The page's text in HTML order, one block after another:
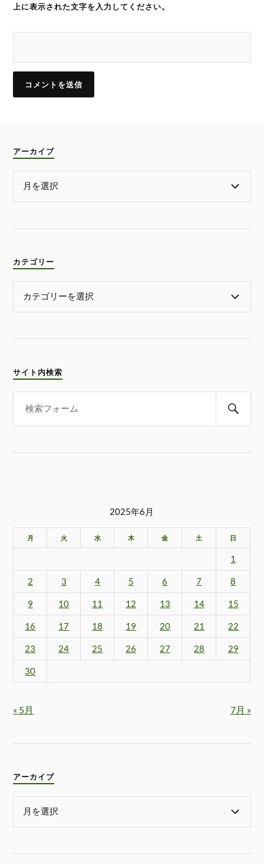
上に表示された文字を入力してください。
アーカイブ
カテゴリー
サイト内検索
2025年6月
月 火 水 木 金 土 日
1
2 3 4 5 6 7 8
9 10 11 12 13 14 15
16 17 18 19 20 21 22
23 24 25 26 27 28 29
30
« 5月 7月 »
アーカイブ